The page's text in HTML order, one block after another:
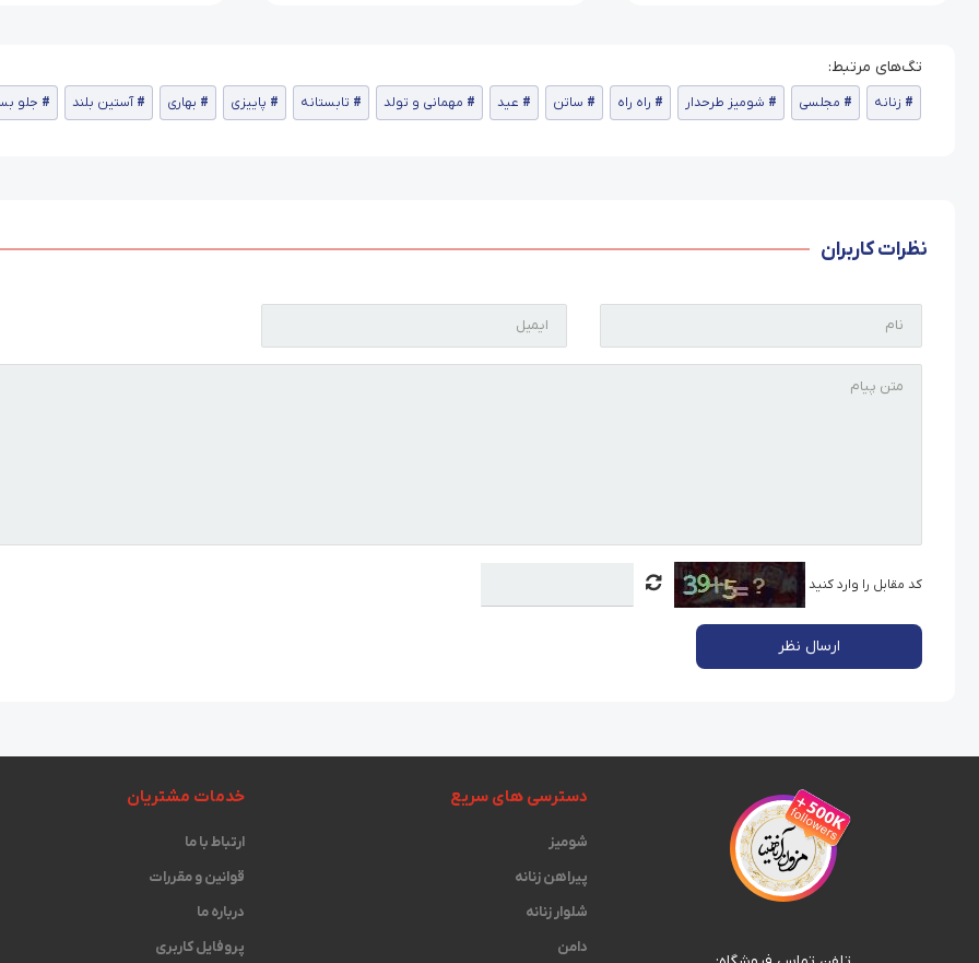
زنانه مجلسی شومیز طرحدار راه راه ساتن عید مهمانی و تولد تابستانه پاییزی بهاری آستین بلند جلو
نظرات کاربران
کد مقابل را وارد کنید
ارسال نظر
دسترسی های سریع
شومیز
پیراهن زنانه
شلوار زنانه
دامن
خدمات مشتریان
ارتباط با ما
قوانین و مقررات
درباره ما
پروفایل کاربری